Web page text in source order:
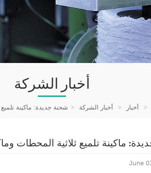
أخبار الشركة
أخبار أخبار الشركة شحنة جديدة: ماكينة تلميع
ماكينة تلميع ثلاثية المحطات
June